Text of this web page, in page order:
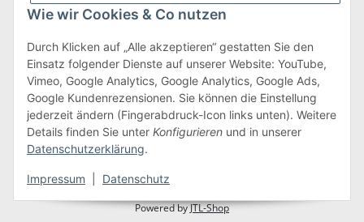
Wie wir Cookies & Co nutzen
Durch Klicken auf „Alle akzeptieren“ gestatten Sie den
Einsatz folgender Dienste auf unserer Website: YouTube,
Vimeo, Google Analytics, Google Analytics, Google Ads,
Google Kundenrezensionen. Sie können die Einstellung
jederzeit ändern (Fingerabdruck-Icon links unten). Weitere
Details finden Sie unter Konfigurieren und in unserer
Datenschutzerklärung.
Impressum Datenschutz
Gesetzliche Informationen
Vertrag widerrufen
Powered byJTL-Shop